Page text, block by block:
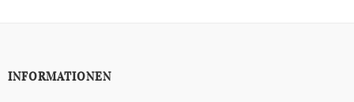
INFORMATIONEN